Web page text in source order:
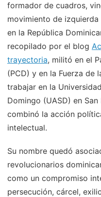
formador de cuadros,
movimiento de
en la República
recopilado por el blog
trayectoria, militó en el
(PCD) y en la Fuerza de
trabajar en la
Domingo (UASD) en
combinó la acción
intelectual.
Su nombre quedó
revolucionarios
como un compromiso
persecución, cárcel,